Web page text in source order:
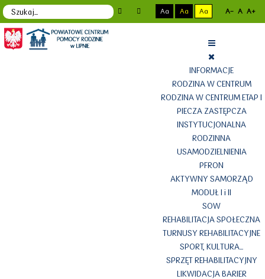
Aa Aa Aa A- A A+
INFORMACJE
RODZINA W CENTRUM
RODZINA W CENTRUM ETAP I
PIECZA ZASTĘPCZA
INSTYTUCJONALNA
RODZINNA
USAMODZIELNIENIA
PFRON
AKTYWNY SAMORZĄD
MODUŁ I i II
SOW
REHABILITACJA SPOŁECZNA
TURNUSY REHABILITACYJNE
SPORT, KULTURA...
SPRZĘT REHABILITACYJNY
LIKWIDACJA BARIER